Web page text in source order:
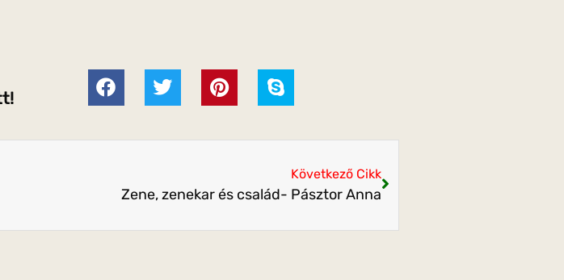
Következő Cikk
Zene, zenekar és család- Pásztor Anna